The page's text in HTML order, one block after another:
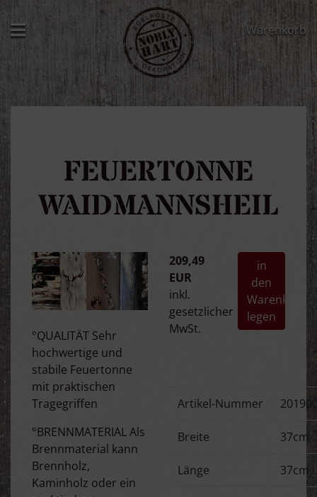
Warenkorb
FEUERTONNE
WAIDMANNSHEIL
°QUALITÄT Sehr
hochwertige und
stabile Feuertonne
mit praktischen
Tragegriffen
°BRENNMATERIAL Als
Brennmaterial kann
Brennholz,
Kaminholz oder ein
209,49
EUR
inkl.
gesetzlicher
MwSt.
in
den
Warenkorb
legen
Artikel-Nummer
Breite 37cm
Länge 37cm